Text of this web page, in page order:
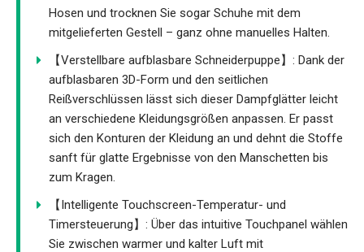
Hosen und trocknen Sie sogar Schuhe mit dem
mitgelieferten Gestell – ganz ohne manuelles Halten.
【Verstellbare aufblasbare Schneiderpuppe】: Dank der
aufblasbaren 3D-Form und den seitlichen
Reißverschlüssen lässt sich dieser Dampfglätter leicht
an verschiedene Kleidungsgrößen anpassen. Er passt
sich den Konturen der Kleidung an und dehnt die Stoffe
sanft für glatte Ergebnisse von den Manschetten bis
zum Kragen.
【Intelligente Touchscreen-Temperatur- und
Timersteuerung】: Über das intuitive Touchpanel wählen
Sie zwischen warmer und kalter Luft mit